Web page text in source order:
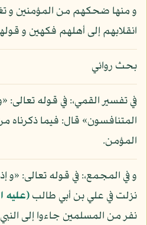
و منها ضحكهم من المؤمنين و
انقلابهم إلى أهلهم فكهين و
بحث روائي
في تفسير القمي،: في قوله تعالى:
المتنافسون» قال: فيما ذكرناه
المؤمن.
و في المجمع،: في قوله تعالى: «و
نزلت في علي بن أبي طالب(عليه
نفر من المسلمين جاءوا إلى النبي